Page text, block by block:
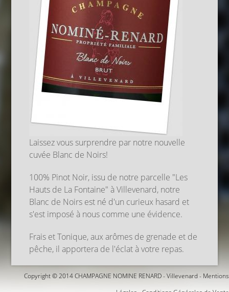
Laissez vous surprendre par notre nouvelle
cuvée Blanc de Noirs!
100% Pinot Noir, issu de notre parcelle "Les
Hauts de La Fontaine" à Villevenard, notre
Blanc de Noirs est né d'un curieux hasard et
s'est imposé à nous comme une évidence.
Frais et Tonique, aux arômes de grenade et de
pêche, il apportera de l'éclat à votre repas.
Copyright © 2014 CHAMPAGNE NOMINE RENARD - Villevenard - Mentions